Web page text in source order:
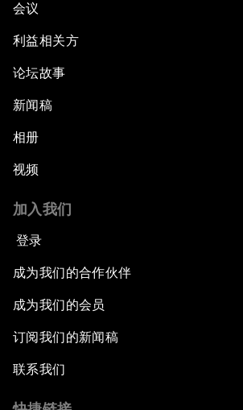
会议
利益相关方
论坛故事
新闻稿
相册
视频
加入我们
登录
成为我们的合作伙伴
成为我们的会员
订阅我们的新闻稿
联系我们